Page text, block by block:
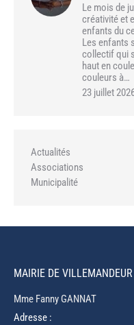
Le mois de
créativité et
enfants du
Les enfants
collectif qui
haut en
couleurs à…
23 juillet
Actualités
Associations
Municipalité
MAIRIE DE VILLEMANDEUR
Mme Fanny GANNAT
Adresse :